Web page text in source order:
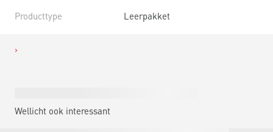
Producttype Leerpakket
Wellicht ook interessant